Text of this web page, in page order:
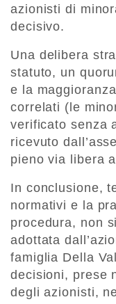
azionisti di
decisivo.
Una delibera
statuto, un
e la
correlati (le
verificato senza
ricevuto
pieno via libera
In conclusione,
normativi e la
procedura, non
adottata
famiglia Della
decisioni, prese
degli azionisti,